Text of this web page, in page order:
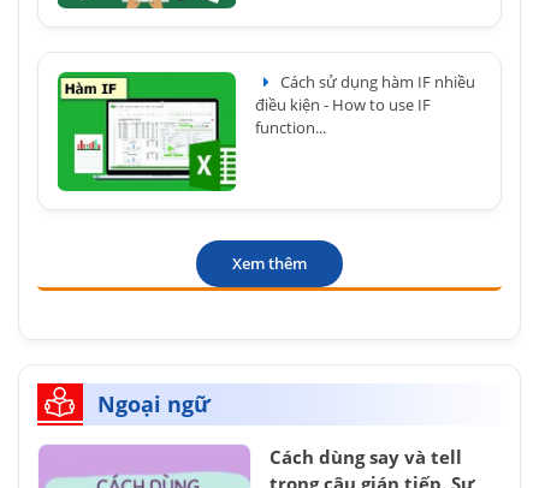
Cách sử dụng hàm IF nhiều
điều kiện - How to use IF
function...
Xem thêm
Ngoại ngữ
Cách dùng say và tell